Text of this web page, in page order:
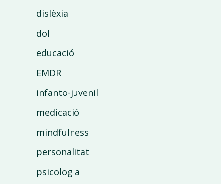
dislèxia
dol
educació
EMDR
infanto-juvenil
medicació
mindfulness
personalitat
psicologia